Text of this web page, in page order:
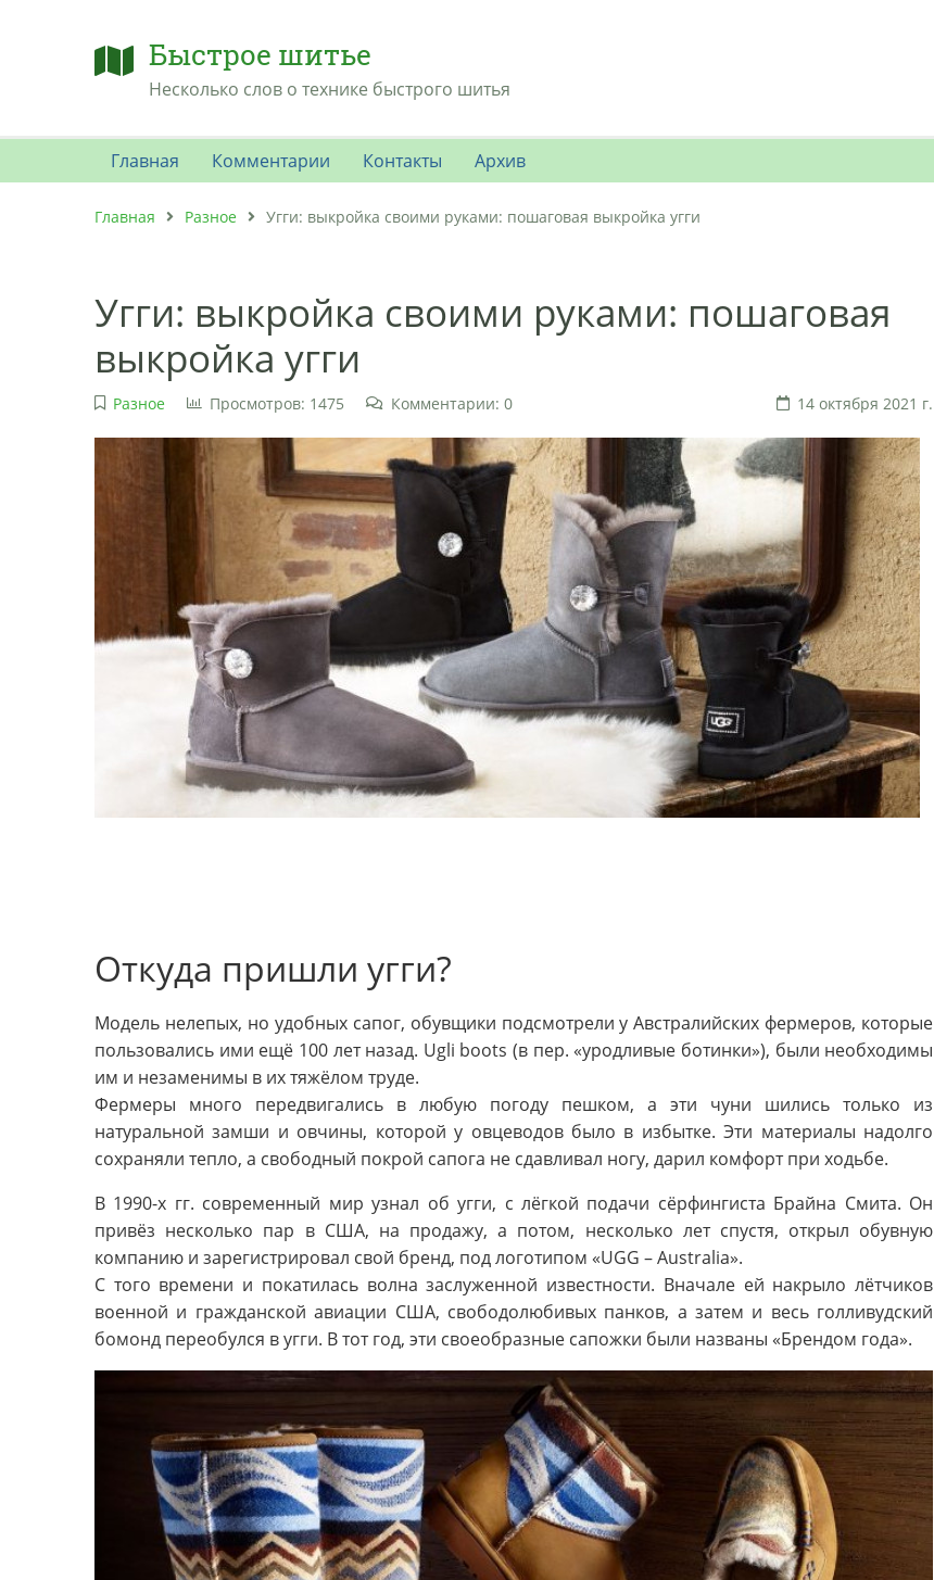
Быстрое шитье
Несколько слов о технике быстрого шитья
Главная Комментарии Контакты Архив
Главная Разное Угги: выкройка своими руками: пошаговая выкройка угги
Угги: выкройка своими руками: пошаговая
выкройка угги
Разное Просмотров: 1475 Комментарии: 0 14 октября 2021 г.
Откуда пришли угги?
Модель нелепых, но удобных сапог, обувщики подсмотрели у Австралийских фермеров, которые
пользовались ими ещё 100 лет назад. Ugli boots (в пер. «уродливые ботинки»), были необходимы
им и незаменимы в их тяжёлом труде.
Фермеры много передвигались в любую погоду пешком, а эти чуни шились только из
натуральной замши и овчины, которой у овцеводов было в избытке. Эти материалы надолго
сохраняли тепло, а свободный покрой сапога не сдавливал ногу, дарил комфорт при ходьбе.
В 1990-х гг. современный мир узнал об угги, с лёгкой подачи сёрфингиста Брайна Смита. Он
привёз несколько пар в США, на продажу, а потом, несколько лет спустя, открыл обувную
компанию и зарегистрировал свой бренд, под логотипом «UGG – Australia».
С того времени и покатилась волна заслуженной известности. Вначале ей накрыло лётчиков
военной и гражданской авиации США, свободолюбивых панков, а затем и весь голливудский
бомонд переобулся в угги. В тот год, эти своеобразные сапожки были названы «Брендом года».